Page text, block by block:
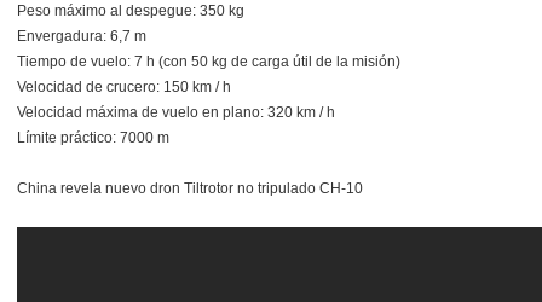
Peso máximo al despegue: 350 kg
Envergadura: 6,7 m
Tiempo de vuelo: 7 h (con 50 kg de carga útil de la misión)
Velocidad de crucero: 150 km / h
Velocidad máxima de vuelo en plano: 320 km / h
Límite práctico: 7000 m
China revela nuevo dron Tiltrotor no tripulado CH-10